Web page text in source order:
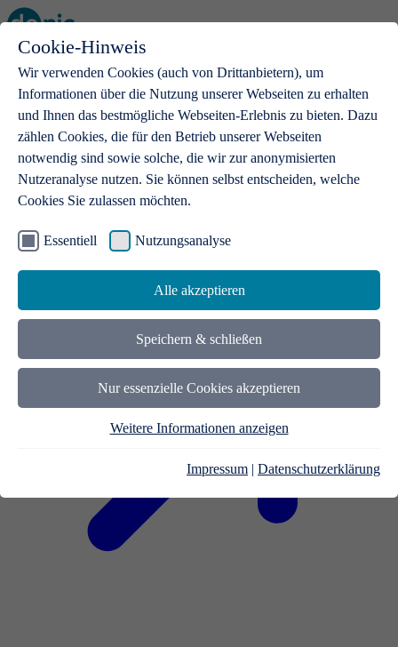
Cookie-Hinweis
Wir verwenden Cookies (auch von Drittanbietern), um
Informationen über die Nutzung unserer Webseiten zu erhalten
und Ihnen das bestmögliche Webseiten-Erlebnis zu bieten. Dazu
zählen Cookies, die für den Betrieb unserer Webseiten
notwendig sind sowie solche, die wir zur anonymisierten
Nutzeranalyse nutzen. Sie können selbst entscheiden, welche
Cookies Sie zulassen möchten.
Essentiell Nutzungsanalyse
Alle akzeptieren
Speichern & schließen
Nur essenzielle Cookies akzeptieren
Weitere Informationen anzeigen
Impressum | Datenschutzerklärung
Open main menu
.de-Domains
Mit einer .de-Domain erhalten Ideen eine Bühne